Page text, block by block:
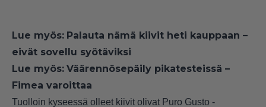
Lue myös: Palauta nämä kiivit heti kauppaan –
eivät sovellu syötäviksi
Lue myös: Väärennösepäily pikatesteissä –
Fimea varoittaa
Tuolloin kyseessä olleet kiivit olivat Puro Gusto -